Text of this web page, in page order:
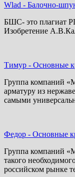
Wlad - Балочно-
БШС- это
Изобретение
Тимур - Основные
Группа компаний
арматуру из
самыми
Федор - Основные
Группа компаний
такого
российском рынке